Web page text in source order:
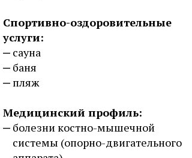
Спортивно-оздоровительные
услуги:
сауна
баня
пляж
Медицинский профиль:
болезни костно-мышечной
системы (опорно-двигательного